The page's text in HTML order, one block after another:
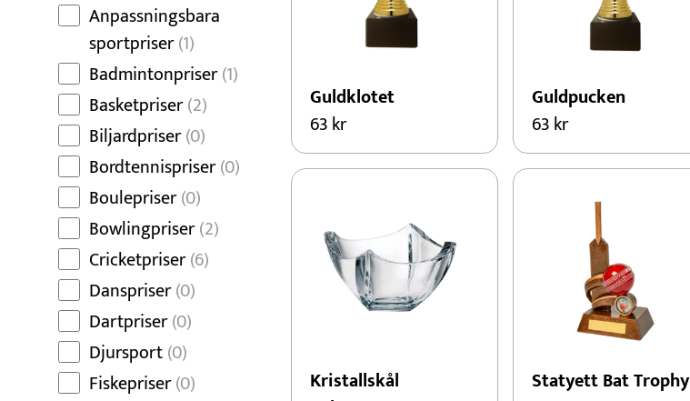
Anpassningsbara
sportpriser(1)
Badmintonpriser(1)
Basketpriser(2)
Biljardpriser(0)
Bordtennispriser(0)
Boulepriser(0)
Bowlingpriser(2)
Cricketpriser(6)
Danspriser(0)
Dartpriser(0)
Djursport(0)
Fiskepriser(0)
Guldklotet
63kr
Guldpucken
63kr
Kristallskål
Statyett Bat Trophy